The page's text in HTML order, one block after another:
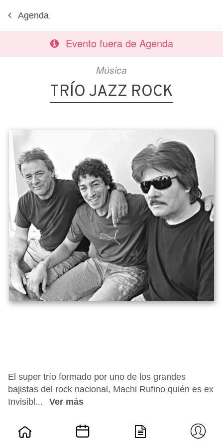
Agenda
Evento fuera de Agenda
Música
TRÍO JAZZ ROCK
El super trío formado por uno de los grandes
bajistas del rock nacional, Machi Rufino quién es ex
Invisibl...
Ver más